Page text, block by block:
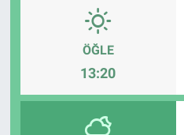
ÖĞLE
13:20
TEKNOLOJİ